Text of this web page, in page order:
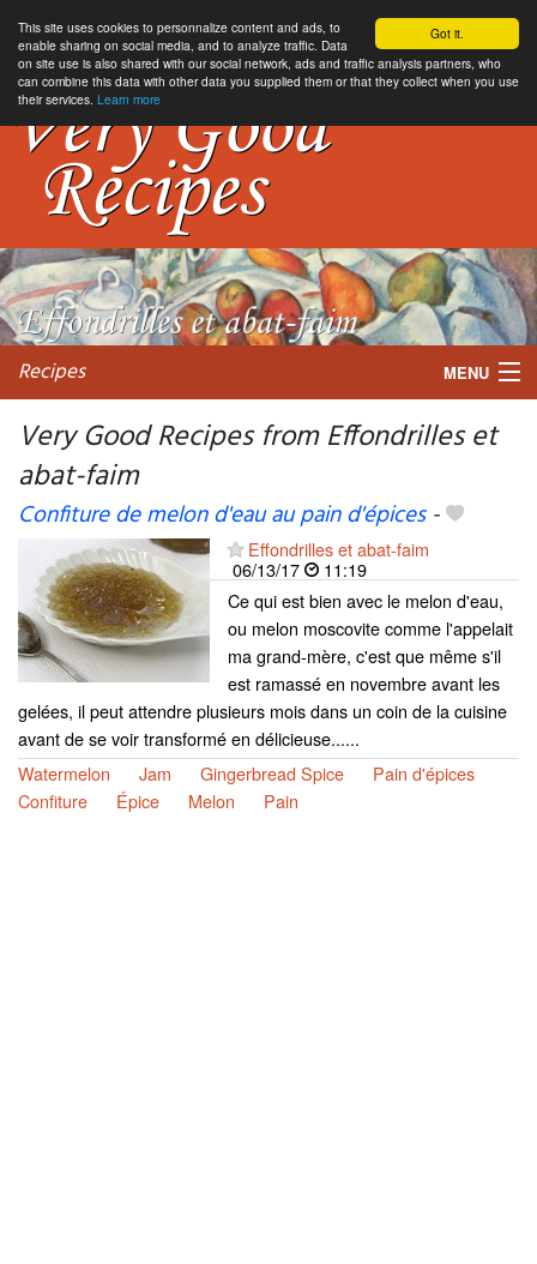
Got it.
This site uses cookies to personnalize content and ads, to
enable sharing on social media, and to analyze traffic. Data
on site use is also shared with our social network, ads and traffic analysis partners, who
can combine this data with other data you supplied them or that they collect when you use
their services. Learn more
Recipes MENU
Very Good Recipes from Effondrilles et
abat-faim
Confiture de melon d'eau au pain d'épices-
Effondrilles et abat-faim
06/13/17
11:19
Ce qui est bien avec le melon d'eau,
ou melon moscovite comme l'appelait
ma grand-mère, c'est que même s'il
est ramassé en novembre avant les
gelées, il peut attendre plusieurs mois dans un coin de la cuisine
avant de se voir transformé en délicieuse......
Watermelon
Jam Gingerbread Spice
Pain d'épices
Confiture
Épice Melon Pain